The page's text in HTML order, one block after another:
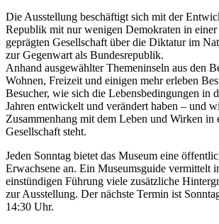
Die Ausstellung beschäftigt sich mit der
Republik mit nur wenigen Demokraten in
geprägten Gesellschaft über die Diktatur im
zur Gegenwart als Bundesrepublik.
Anhand ausgewählter Themeninseln aus den
Wohnen, Freizeit und einigen mehr erleben
Besucher, wie sich die Lebensbedingungen in
Jahren entwickelt und verändert haben – und
Zusammenhang mit dem Leben und Wirken in
Gesellschaft steht.
Jeden Sonntag bietet das Museum eine
Erwachsene an. Ein Museumsguide vermittelt
einstündigen Führung viele zusätzliche
zur Ausstellung. Der nächste Termin ist
14:30 Uhr.